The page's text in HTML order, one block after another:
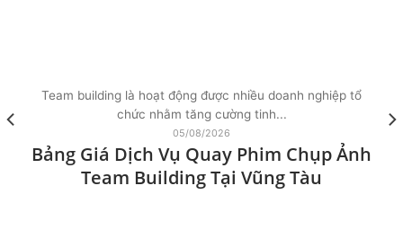
Bảng Giá Dịch Vụ Quay Phim Chụp Ảnh
Team Building Tại Vũng Tàu
05/08/2026
Team building là hoạt động được nhiều doanh nghiệp tổ
chức nhằm tăng cường tinh...